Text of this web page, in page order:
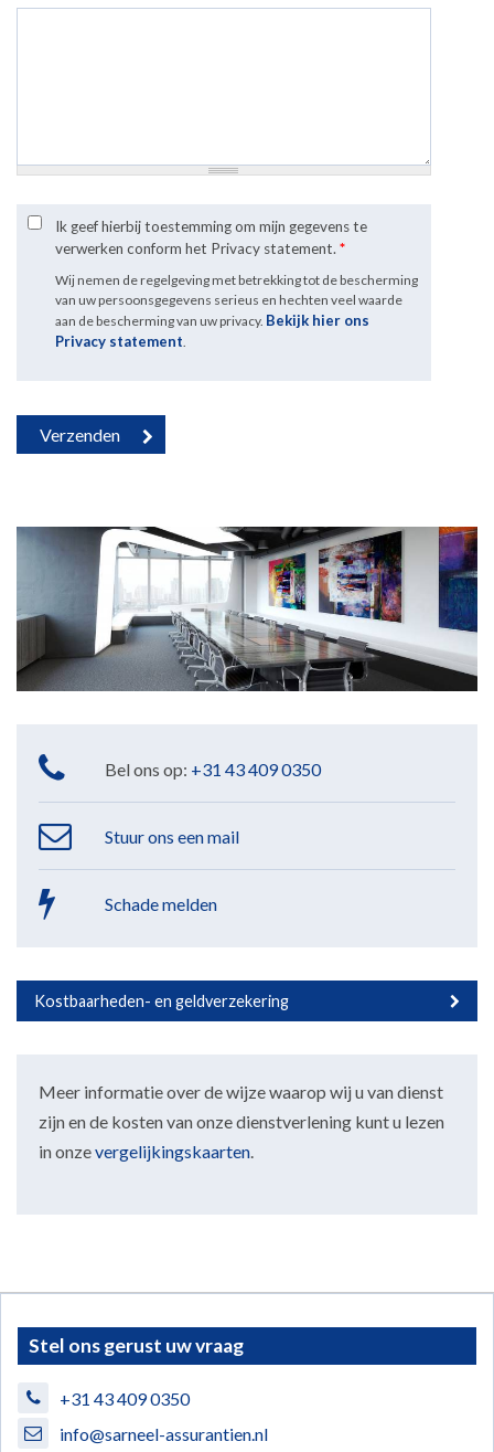
Ik geef hierbij toestemming om mijn gegevens te
verwerken conform het Privacy statement. *
Wij nemen de regelgeving met betrekking tot de bescherming
van uw persoonsgegevens serieus en hechten veel waarde
aan de bescherming van uw privacy. Bekijk hier ons
Privacy statement
Bel ons op: +31 43 409 0350
Stuur ons een mail
Schade melden
Kostbaarheden- en geldverzekering
Meer informatie over de wijze waarop wij u van dienst
zijn en de kosten van onze dienstverlening kunt u lezen
in onzevergelijkingskaarten
Stel ons gerust uw vraag
+31 43 409 0350
info@sarneel-assurantien.nl